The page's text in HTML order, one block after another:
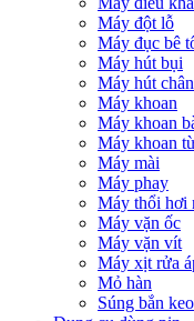
Máy đột lỗ
Máy đục bê
Máy hút bụi
Máy hút
Máy khoan
Máy khoan
Máy khoan
Máy mài
Máy phay
Máy thổi hơi
Máy vặn ốc
Máy vặn vít
Máy xịt rửa
Mỏ hàn
Súng bắn keo